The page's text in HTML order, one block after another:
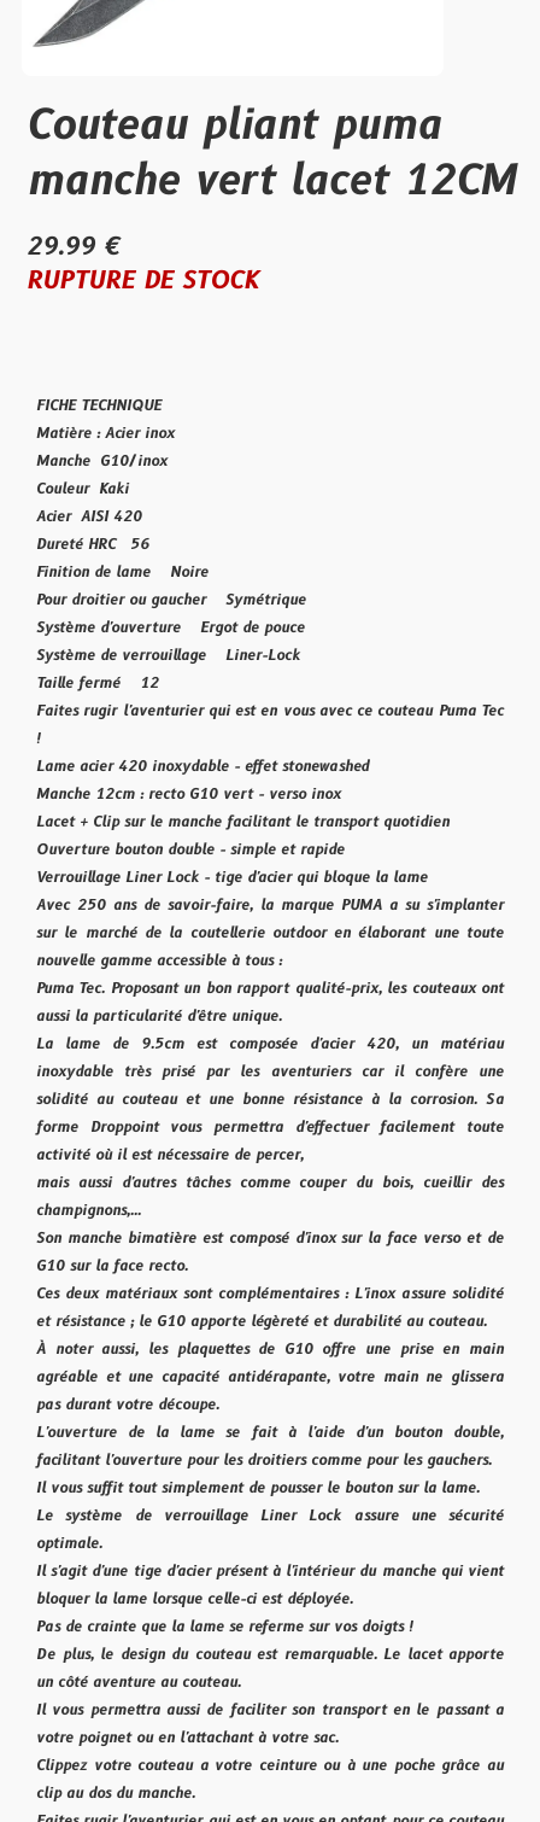
Couteau pliant puma
manche vert lacet 12CM
29.99 €
RUPTURE DE STOCK
FICHE TECHNIQUE
Matière : Acier inox
Manche G10/inox
Couleur Kaki
Acier AISI 420
Dureté HRC 56
Finition de lame Noire
Pour droitier ou gaucher Symétrique
Système d'ouverture Ergot de pouce
Système de verrouillage Liner-Lock
Taille fermé 12
Faites rugir l'aventurier qui est en vous avec ce couteau Puma Tec
!
Lame acier 420 inoxydable - effet stonewashed
Manche 12cm : recto G10 vert - verso inox
Lacet + Clip sur le manche facilitant le transport quotidien
Ouverture bouton double - simple et rapide
Verrouillage Liner Lock - tige d'acier qui bloque la lame
Avec 250 ans de savoir-faire, la marque PUMA a su s'implanter
sur le marché de la coutellerie outdoor en élaborant une toute
nouvelle gamme accessible à tous :
Puma Tec. Proposant un bon rapport qualité-prix, les couteaux ont
aussi la particularité d'être unique.
La lame de 9.5cm est composée d'acier 420, un matériau
inoxydable très prisé par les aventuriers car il confère une
solidité au couteau et une bonne résistance à la corrosion. Sa
forme Droppoint vous permettra d'effectuer facilement toute
activité où il est nécessaire de percer,
mais aussi d'autres tâches comme couper du bois, cueillir des
champignons,...
Son manche bimatière est composé d'inox sur la face verso et de
G10 sur la face recto.
Ces deux matériaux sont complémentaires : L'inox assure solidité
et résistance ; le G10 apporte légèreté et durabilité au couteau.
À noter aussi, les plaquettes de G10 offre une prise en main
agréable et une capacité antidérapante, votre main ne glissera
pas durant votre découpe.
L'ouverture de la lame se fait à l'aide d'un bouton double,
facilitant l'ouverture pour les droitiers comme pour les gauchers.
Il vous suffit tout simplement de pousser le bouton sur la lame.
Le système de verrouillage Liner Lock assure une sécurité
optimale.
Il s'agit d'une tige d'acier présent à l'intérieur du manche qui vient
bloquer la lame lorsque celle-ci est déployée.
Pas de crainte que la lame se referme sur vos doigts !
De plus, le design du couteau est remarquable. Le lacet apporte
un côté aventure au couteau.
Il vous permettra aussi de faciliter son transport en le passant a
votre poignet ou en l'attachant à votre sac.
Clippez votre couteau a votre ceinture ou à une poche grâce au
clip au dos du manche.